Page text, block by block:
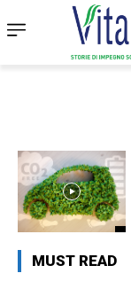
MUST READ